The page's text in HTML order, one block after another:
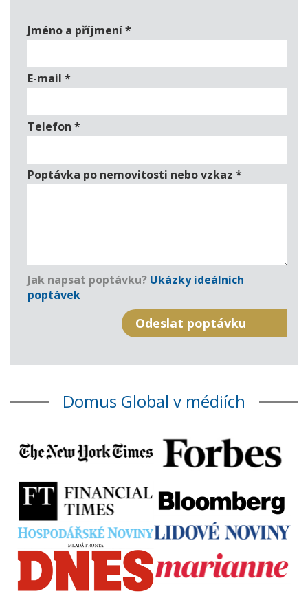
Jméno a příjmení*
E-mail *
Telefon *
Poptávka po nemovitosti nebo vzkaz *
Jak napsat poptávku? Ukázky ideálních
poptávek
Domus Global v médiích